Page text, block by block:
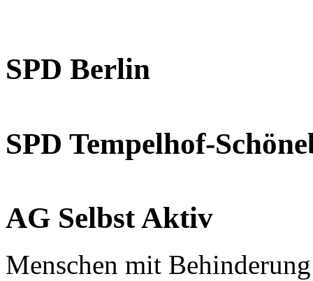
SPD Berlin
SPD Tempelhof-
AG Selbst Aktiv
Menschen mit